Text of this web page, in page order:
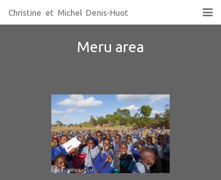
Christine et Michel Denis-Huot
Meru area